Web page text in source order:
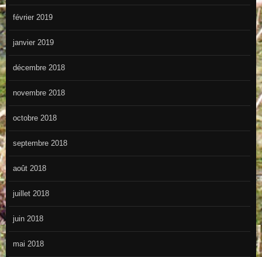
février 2019
janvier 2019
décembre 2018
novembre 2018
octobre 2018
septembre 2018
août 2018
juillet 2018
juin 2018
mai 2018